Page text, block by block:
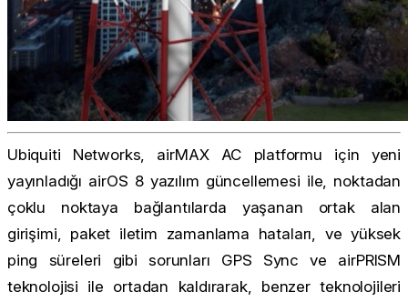
Ubiquiti Networks, airMAX AC platformu için yeni
yayınladığı airOS 8 yazılım güncellemesi ile, noktadan
çoklu noktaya bağlantılarda yaşanan ortak alan
girişimi, paket iletim zamanlama hataları, ve yüksek
ping süreleri gibi sorunları GPS Sync ve airPRISM
teknolojisi ile ortadan kaldırarak, benzer teknolojileri